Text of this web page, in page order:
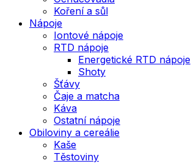
Koření a sůl
Nápoje
Iontové nápoje
RTD nápoje
Energetické RTD nápoje
Shoty
Šťávy
Čaje a matcha
Káva
Ostatní nápoje
Obiloviny a cereálie
Kaše
Těstoviny